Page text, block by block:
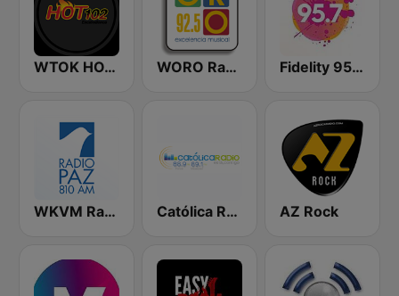
WTOK HOT 102 WORO Radio Oro 92.5 FM Fidelity 95.7 FM
WKVM Radio Paz 810 AM Católica Radio AZ Rock